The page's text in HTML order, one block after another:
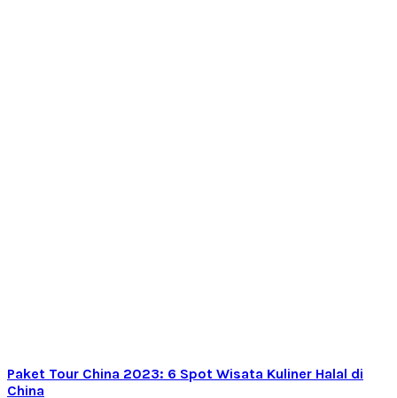
Paket Tour China 2023: 6 Spot Wisata Kuliner Halal di
China